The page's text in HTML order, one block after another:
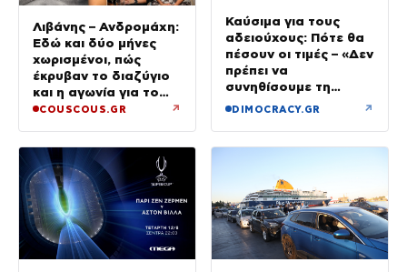
Λιβάνης – Ανδρομάχη:
Εδώ και δύο μήνες
χωρισμένοι, πώς
έκρυβαν το διαζύγιο
και η αγωνία για το
παιδί
COUSCOUS.GR ↗
Καύσιμα για τους
αδειούχους: Πότε θα
πέσουν οι τιμές – «Δεν
πρέπει να
συνηθίσουμε τη
βενζίνη στα 2 ευρώ»
DIMOCRACY.GR ↗